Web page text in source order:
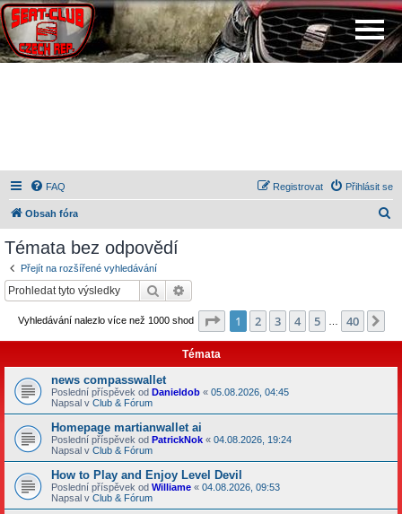
FAQ Přihlásit se
Registrovat
Obsah fóra
Témata bez odpovědí
Přejít na rozšířené vyhledávání
Hledat
Vyhledávání nalezlo více než 1000 shod Stránka z 40
1 2 3 4 5 40
Témata
news compasswallet
Poslední příspěvek od Danieldob « 05.08.2026, 04:45
Napsal v Club & Fórum
Homepage martianwallet ai
Poslední příspěvek od PatrickNok « 04.08.2026, 19:24
Napsal v Club & Fórum
How to Play and Enjoy Level Devil
Poslední příspěvek od Williame « 04.08.2026, 09:53
Napsal v Club & Fórum